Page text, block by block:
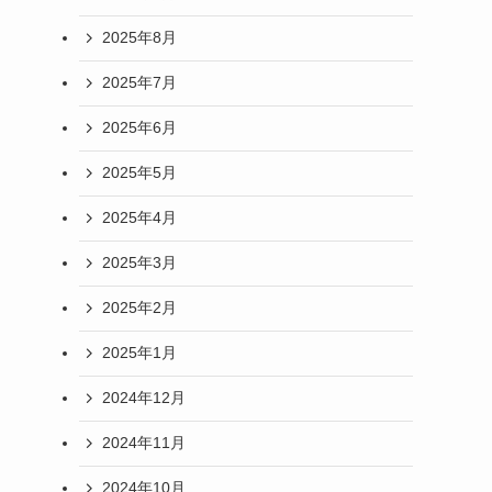
2025年8月
2025年7月
2025年6月
2025年5月
2025年4月
2025年3月
2025年2月
2025年1月
2024年12月
2024年11月
2024年10月